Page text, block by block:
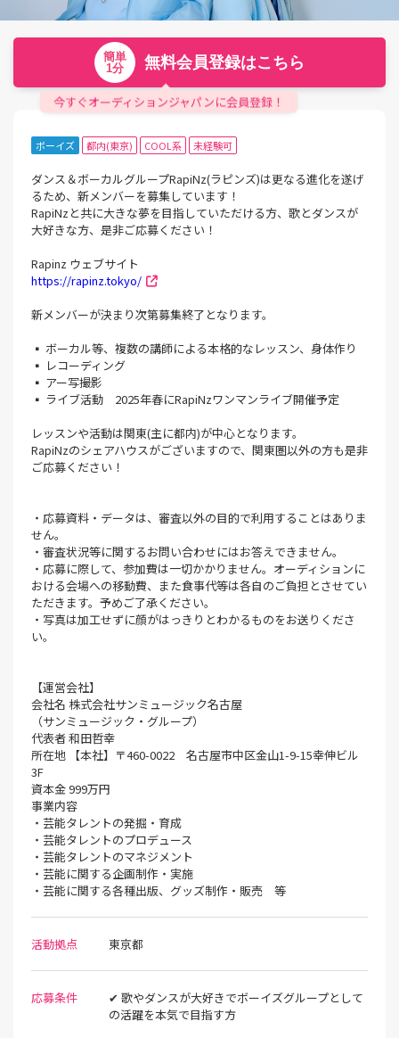
簡単
1分
無料会員登録はこちら
今すぐオーディションジャパンに会員登録！
ボーイズ 都内(東京) COOL系 未経験可
ダンス＆ボーカルグループRapiNz(ラピンズ)は更なる進化を遂げ
るため、新メンバーを募集しています！
RapiNzと共に大きな夢を目指していただける方、歌とダンスが
大好きな方、是非ご応募ください！
Rapinz ウェブサイト
https://rapinz.tokyo/
新メンバーが決まり次第募集終了となります。
▪ ボーカル等、複数の講師による本格的なレッスン、身体作り
▪ レコーディング
▪ アー写撮影
▪ ライブ活動 2025年春にRapiNzワンマンライブ開催予定
レッスンや活動は関東(主に都内)が中心となります。
RapiNzのシェアハウスがございますので、関東圏以外の方も是非
ご応募ください！
・応募資料・データは、審査以外の目的で利用することはありま
せん。
・審査状況等に関するお問い合わせにはお答えできません。
・応募に際して、参加費は一切かかりません。オーディションに
おける会場への移動費、また食事代等は各自のご負担とさせてい
ただきます。予めご了承ください。
・写真は加工せずに顔がはっきりとわかるものをお送りくださ
い。
【運営会社】
会社名 株式会社サンミュージック名古屋
（サンミュージック・グループ）
代表者 和田哲幸
所在地 【本社】〒460-0022 名古屋市中区金山1-9-15幸伸ビル
3F
資本金 999万円
事業内容
・芸能タレントの発掘・育成
・芸能タレントのプロデュース
・芸能タレントのマネジメント
・芸能に関する企画制作・実施
・芸能に関する各種出版、グッズ制作・販売 等
活動拠点 東京都
応募条件
✔ 歌やダンスが大好きでボーイズグループとして
の活躍を本気で目指す方